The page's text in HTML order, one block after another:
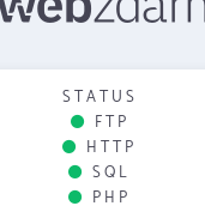
STATUS
FTP
HTTP
SQL
PHP